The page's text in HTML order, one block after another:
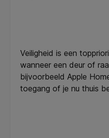
Veiligheid is een
wanneer een deur of
bijvoorbeeld Apple
toegang of je nu thuis